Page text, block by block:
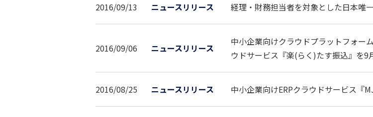
2016/09/13 ニュースリリース 経理・財務担当者を対象とした日本唯
2016/09/06 ニュースリリース
中小企業向けクラウドプラットフォー
ウドサービス『楽(らく)たす振込』を9
2016/08/25 ニュースリリース 中小企業向けERPクラウドサービス『